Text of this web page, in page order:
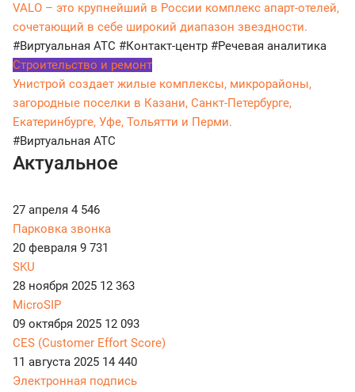
VALO – это крупнейший в России комплекс апарт-отелей,
сочетающий в себе широкий диапазон звездности.
#Виртуальная АТС #Контакт-центр #Речевая аналитика
Строительство и ремонт
Унистрой создает жилые комплексы, микрорайоны,
загородные поселки в Казани, Санкт-Петербурге,
Екатеринбурге, Уфе, Тольятти и Перми.
#Виртуальная АТС
Актуальное
27 апреля 4 546
Парковка звонка
20 февраля 9 731
SKU
28 ноября 2025 12 363
MicroSIP
09 октября 2025 12 093
CES (Customer Effort Score)
11 августа 2025 14 440
Электронная подпись